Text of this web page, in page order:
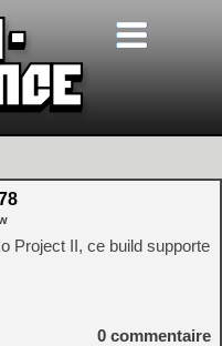
Project II, ce build supporte
0 commentaire